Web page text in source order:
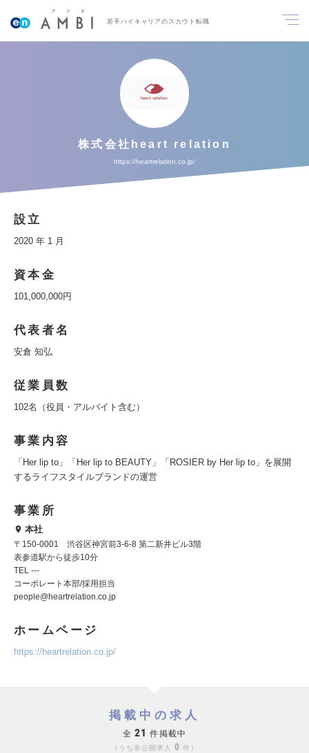
若手ハイキャリアのスカウト転職
株式会社heart relation
https://heartrelation.co.jp/
設立
2020 年 1 月
資本金
101,000,000円
代表者名
安倉 知弘
従業員数
102名（役員・アルバイト含む）
事業内容
「Her lip to」「Her lip to BEAUTY」「ROSIER by Her lip to」を展開
するライフスタイルブランドの運営
事業所
本社
〒150-0001 渋谷区神宮前3-6-8 第二新井ビル3階
表参道駅から徒歩10分
TEL ---
コーポレート本部/採用担当
people@heartrelation.co.jp
ホームページ
https://heartrelation.co.jp/
掲載中の求人
全 21 件掲載中
うち非公開求人 0 件